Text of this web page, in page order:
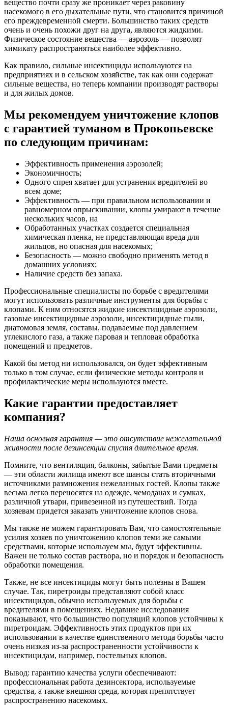
вещество почти сразу же проникает через раковину
насекомого в его дыхательные пути, что становится причиной
его преждевременной смерти. Большинство таких средств
очень и очень похожи друг на друга, являются жидкими.
Физическое состояние вещества — аэрозоль — позволят
химикату распространяться наиболее эффективно.
Как правило, сильные инсектициды используются на
предприятиях и в сельском хозяйстве, так как они содержат
сильные вещества, но теперь компании производят растворы
и для жилых домов.
Мы рекомендуем уничтожение клопов
с гарантией туманом в Прокопьевске
по следующим причинам:
Эффективность применения аэрозолей;
Экономичность;
Одного спрея хватает для устранения вредителей во
всем доме;
Эффективность — при правильном использовании и
равномерном опрыскивании, клопы умирают в течение
нескольких часов, на
Обработанных участках создается специальная
химическая пленка, не представляющая вреда для
жильцов, но опасная для насекомых;
Безопасность — можно свободно применять метод в
домашних условиях;
Наличие средств без запаха.
Профессиональные специалисты по борьбе с вредителями
могут использовать различные инструменты для борьбы с
клопами. К ним относятся жидкие инсектицидные аэрозоли,
газовые инсектицидные аэрозоли, инсектицидные пыли,
диатомовая земля, составы, подаваемые под давлением
углекислого газа, а также паровая и тепловая обработка
помещений и предметов.
Какой бы метод ни использовался, он будет эффективным
только в том случае, если физические методы контроля и
профилактические меры используются вместе.
Какие гарантии предоставляет
компания?
Наша основная гарантия — это отсутствие нежелательной
живности после дезинсекции спустя длительное время.
Помните, что вентиляция, балконы, забытые Вами предметы
— эти области жилища имеют все шансы стать вторичными
источниками размножения нежеланных гостей. Клопы также
весьма легко переносятся на одежде, чемоданах и сумках,
различной утвари, привезенной из путешествий. Тогда
хозяевам придется заказать уничтожение клопов снова.
Мы также не можем гарантировать Вам, что самостоятельные
усилия хозяев по уничтожению клопов теми же самыми
средствами, которые используем мы, будут эффективны.
Важен не только состав раствора, но и порядок и безопасность
обработки помещения.
Также, не все инсектициды могут быть полезны в Вашем
случае. Так, пиретроиды представляют собой класс
инсектицидов, обычно используемых для борьбы с
вредителями в помещениях. Недавние исследования
показывают, что большинство популяций клопов устойчивы к
пиретроидам. Эффективность этих продуктов при их
использовании в качестве единственного метода борьбы часто
очень низкая из-за распространенности устойчивости к
инсектицидам, например, постельных клопов.
Вывод: гарантию качества услуги обеспечивают:
профессиональная работа дезинсектора, используемые
средства, а также внешняя среда, которая препятствует
распространению насекомых.